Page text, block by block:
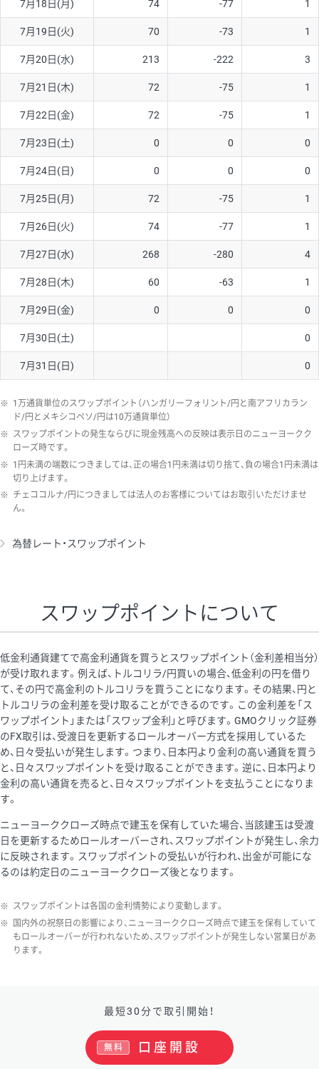
7月18日(月) 74 -77 1
7月19日(火) 70 -73 1
7月20日(水) 213 -222 3
7月21日(木) 72 -75 1
7月22日(金) 72 -75 1
7月23日(土) 0 0 0
7月24日(日) 0 0 0
7月25日(月) 72 -75 1
7月26日(火) 74 -77 1
7月27日(水) 268 -280 4
7月28日(木) 60 -63 1
7月29日(金) 0 0 0
7月30日(土) 0
7月31日(日) 0
※ 1万通貨単位のスワップポイント（ハンガリーフォリント/円と南アフリカラン
ド/円とメキシコペソ/円は10万通貨単位）
※ スワップポイントの発生ならびに現金残高への反映は表示日のニューヨークク
ローズ時です。
※ 1円未満の端数につきましては、正の場合1円未満は切り捨て、負の場合1円未満は
切り上げます。
※ チェココルナ/円につきましては法人のお客様についてはお取引いただけませ
ん。
為替レート・スワップポイント
スワップポイントについて
低金利通貨建てで高金利通貨を買うとスワップポイント（金利差相当分）
が受け取れます。例えば、トルコリラ/円買いの場合、低金利の円を借り
て、その円で高金利のトルコリラを買うことになります。その結果、円と
トルコリラの金利差を受け取ることができるのです。この金利差を「ス
ワップポイント」または「スワップ金利」と呼びます。GMOクリック証券
のFX取引は、受渡日を更新するロールオーバー方式を採用しているた
め、日々受払いが発生します。つまり、日本円より金利の高い通貨を買う
と、日々スワップポイントを受け取ることができます。逆に、日本円より
金利の高い通貨を売ると、日々スワップポイントを支払うことになりま
す。
ニューヨーククローズ時点で建玉を保有していた場合、当該建玉は受渡
日を更新するためロールオーバーされ、スワップポイントが発生し、余力
に反映されます。スワップポイントの受払いが行われ、出金が可能にな
るのは約定日のニューヨーククローズ後となります。
※ スワップポイントは各国の金利情勢により変動します。
※
国内外の祝祭日の影響により、ニューヨーククローズ時点で建玉を保有していて
もロールオーバーが行われないため、スワップポイントが発生しない営業日があ
ります。
最短30分で取引開始！
口座開設
無料